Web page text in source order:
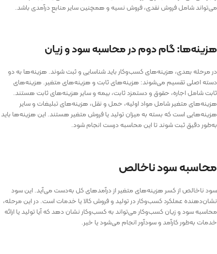
می‌تواند شامل فروش نقدی، فروش نسیه و همچنین سایر منابع درآمدی باشد.
هزینه‌ها: گام دوم در محاسبه سود و زیان
در مرحله بعدی، هزینه‌های کسب‌وکار باید شناسایی و ثبت شوند. هزینه‌ها به دو
دسته اصلی تقسیم می‌شوند: هزینه‌های ثابت و هزینه‌های متغیر. هزینه‌های
ثابت شامل اجاره، حقوق و دستمزد ثابت، بیمه و سایر هزینه‌های ثابت هستند.
هزینه‌های متغیر شامل مواد اولیه، حمل و نقل، هزینه‌های تبلیغات و سایر
هزینه‌هایی است که بسته به میزان تولید یا فروش متغیر هستند. این هزینه‌ها باید
به‌طور دقیق ثبت شوند تا این محاسبه درست انجام شود.
محاسبه سود ناخالص
سود ناخالص از کسر هزینه‌های متغیر از درآمدهای کل به‌دست می‌آید. این سود
نشان‌دهنده عملکرد کسب‌وکار در تولید و فروش کالا یا خدمات است. در این مرحله،
محاسبه سود و زیان کسب‌وکار می‌تواند به کسب‌وکار نشان دهد که آیا تولید یا ارائه
خدمات به‌طور کارآمد و سودآور انجام می‌شود یا خیر.